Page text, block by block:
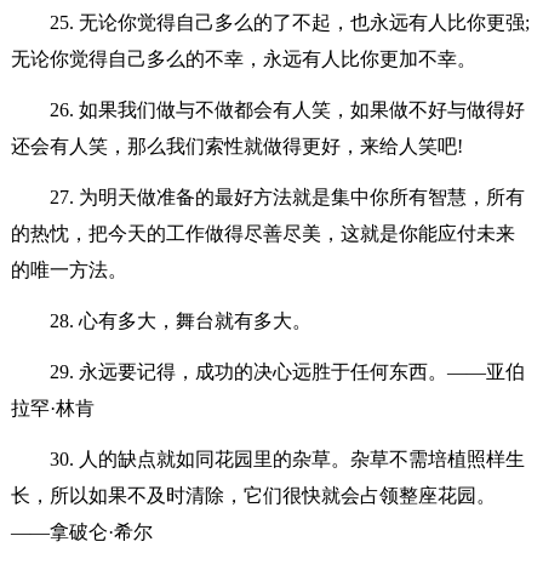
25. 无论你觉得自己多么的了不起，也永远有人比你更强;
无论你觉得自己多么的不幸，永远有人比你更加不幸。
26. 如果我们做与不做都会有人笑，如果做不好与做得好
还会有人笑，那么我们索性就做得更好，来给人笑吧!
27. 为明天做准备的最好方法就是集中你所有智慧，所有
的热忱，把今天的工作做得尽善尽美，这就是你能应付未来
的唯一方法。
28. 心有多大，舞台就有多大。
29. 永远要记得，成功的决心远胜于任何东西。——亚伯
拉罕·林肯
30. 人的缺点就如同花园里的杂草。杂草不需培植照样生
长，所以如果不及时清除，它们很快就会占领整座花园。
——拿破仑·希尔